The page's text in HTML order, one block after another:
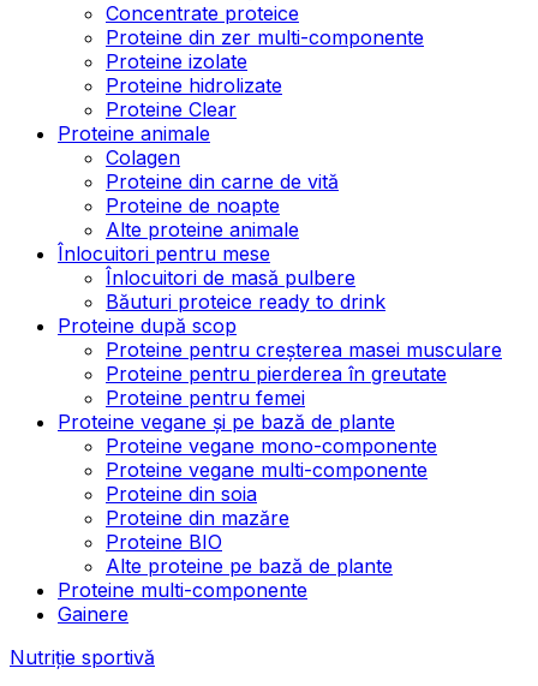
Concentrate proteice
Proteine din zer multi-componente
Proteine izolate
Proteine hidrolizate
Proteine Clear
Proteine animale
Colagen
Proteine din carne de vită
Proteine de noapte
Alte proteine animale
Înlocuitori pentru mese
Înlocuitori de masă pulbere
Băuturi proteice ready to drink
Proteine după scop
Proteine pentru creșterea masei musculare
Proteine pentru pierderea în greutate
Proteine pentru femei
Proteine vegane și pe bază de plante
Proteine vegane mono-componente
Proteine vegane multi-componente
Proteine din soia
Proteine din mazăre
Proteine BIO
Alte proteine pe bază de plante
Proteine multi-componente
Gainere
Nutriție sportivă